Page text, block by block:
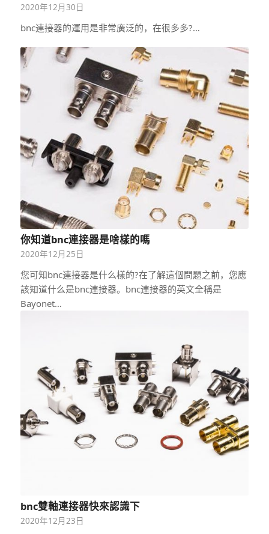
2020年12月30日
bnc連接器的運用是非常廣泛的，在很多多?…
你知道bnc連接器是啥樣的嗎
2020年12月25日
您可知bnc連接器是什么樣的?在了解這個問題之前，您應
該知道什么是bnc連接器。bnc連接器的英文全稱是
Bayonet…
bnc雙軸連接器快來認識下
2020年12月23日